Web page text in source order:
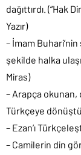
dağıttırdı. (“Hak
Yazır)
– İmam
şekilde halka
Miras)
– Arapça okunan,
Türkçeye
– Ezan’ı
– Camilerin din